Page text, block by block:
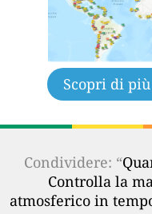
Scopri di più
Condividere: “
Controlla la
atmosferico in